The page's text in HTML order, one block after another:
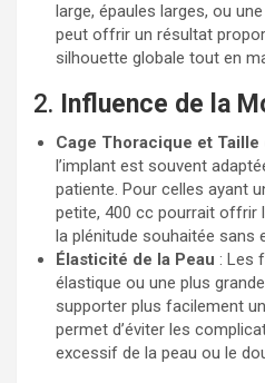
large, épaules larges, ou
peut offrir un résultat
silhouette globale tout en
2. Influence de la
Cage Thoracique et Taille
l’implant est souvent
patiente. Pour celles ayant
petite, 400 cc pourrait offrir
la plénitude souhaitée sans
Élasticité de la Peau : Les
élastique ou une plus
supporter plus facilement
permet d’éviter les
excessif de la peau ou le